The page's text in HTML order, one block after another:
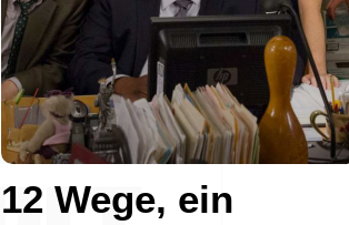
12 Wege, ein